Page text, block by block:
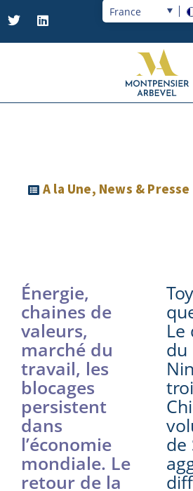
France
A la Une, News & Presse
Énergie,
chaines de
valeurs,
marché du
travail, les
blocages
persistent
dans
l’économie
mondiale. Le
retour de la
Le
du
de